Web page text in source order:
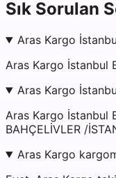
Sık Sorulan
Aras Kargo
Aras Kargo İstanbul
Aras Kargo
Aras Kargo İstanbul
BAHÇELİVLER /
Aras Kargo